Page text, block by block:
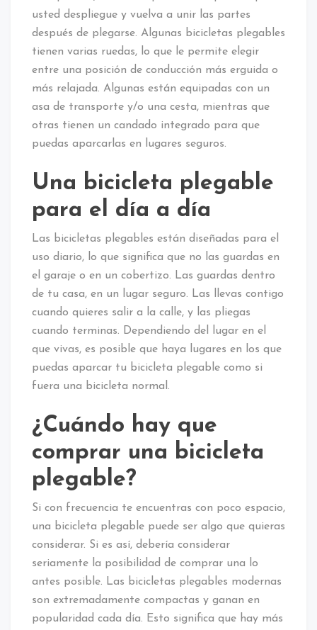
usted despliegue y vuelva a unir las partes
después de plegarse. Algunas bicicletas plegables
tienen varias ruedas, lo que le permite elegir
entre una posición de conducción más erguida o
más relajada. Algunas están equipadas con un
asa de transporte y/o una cesta, mientras que
otras tienen un candado integrado para que
puedas aparcarlas en lugares seguros.
Una bicicleta plegable
para el día a día
Las bicicletas plegables están diseñadas para el
uso diario, lo que significa que no las guardas en
el garaje o en un cobertizo. Las guardas dentro
de tu casa, en un lugar seguro. Las llevas contigo
cuando quieres salir a la calle, y las pliegas
cuando terminas. Dependiendo del lugar en el
que vivas, es posible que haya lugares en los que
puedas aparcar tu bicicleta plegable como si
fuera una bicicleta normal.
¿Cuándo hay que
comprar una bicicleta
plegable?
Si con frecuencia te encuentras con poco espacio,
una bicicleta plegable puede ser algo que quieras
considerar. Si es así, debería considerar
seriamente la posibilidad de comprar una lo
antes posible. Las bicicletas plegables modernas
son extremadamente compactas y ganan en
popularidad cada día. Esto significa que hay más